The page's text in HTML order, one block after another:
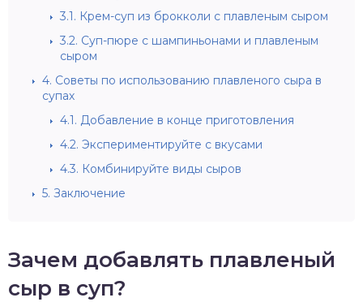
3.1. Крем-суп из брокколи с плавленым сыром
3.2. Суп-пюре с шампиньонами и плавленым
сыром
4. Советы по использованию плавленого сыра в
супах
4.1. Добавление в конце приготовления
4.2. Экспериментируйте с вкусами
4.3. Комбинируйте виды сыров
5. Заключение
Зачем добавлять плавленый
сыр в суп?